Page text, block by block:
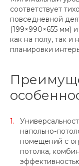
соответствует
повседневной
(199×990×655 мм)
как на полу, так и
планировки
напольно-
помещений с
потолка,